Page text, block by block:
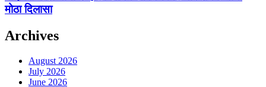
मोठा दिलासा
Archives
August 2026
July 2026
June 2026